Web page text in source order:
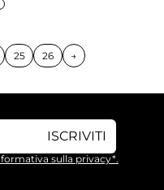
25 26 →
ISCRIVITI
sulla privacy*.